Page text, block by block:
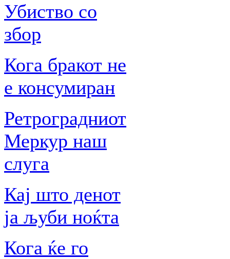
Убиство со
збор
Кога бракот не
е консумиран
Ретроградниот
Меркур наш
слуга
Кај што денот
ја љуби ноќта
Кога ќе го